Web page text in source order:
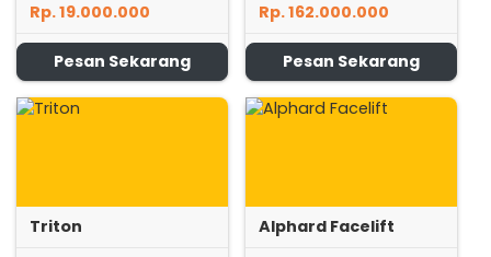
Rp. 19.000.000
Pesan Sekarang
Rp. 162.000.000
Pesan Sekarang
Triton
Alphard Facelift